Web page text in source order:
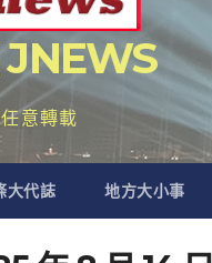
意轉載
大代誌 地方大小事